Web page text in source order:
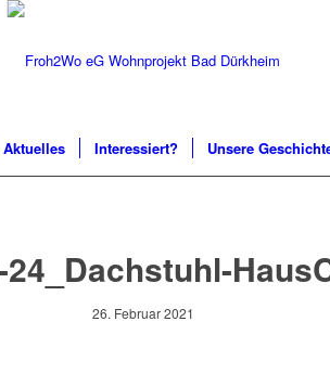
Aktuelles Interessiert? Unsere
26. Februar 2021